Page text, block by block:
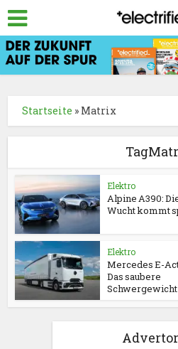
Startseite » Matrix
Elektro
Alpine A390:
Wucht kommt
Elektro
Mercedes E-
Das saubere
Schwergewicht